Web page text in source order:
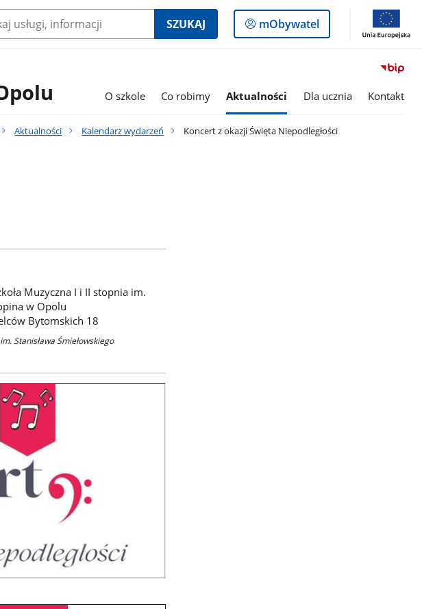
SZUKAJ
Logowanie
do
mObywatel
O szkole Co robimy Aktualności Dla ucznia Kontakt
Aktualności Kalendarz wydarzeń Koncert z okazji Święta Niepodległości
Muzyczna I i II stopnia im.
w Opolu
Bytomskich 18
Stanisława Śmiełowskiego